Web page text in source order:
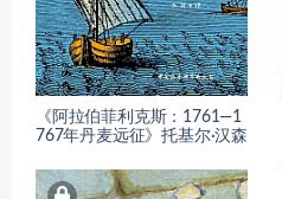
《阿拉伯菲利克斯：1761—1
767年丹麦远征》托基尔·汉森